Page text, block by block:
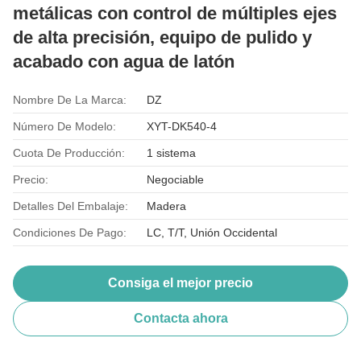
metálicas con control de múltiples ejes
de alta precisión, equipo de pulido y
acabado con agua de latón
Nombre De La Marca: DZ
Número De Modelo: XYT-DK540-4
Cuota De Producción: 1 sistema
Precio: Negociable
Detalles Del Embalaje: Madera
Condiciones De Pago: LC, T/T, Unión Occidental
Consiga el mejor precio
Contacta ahora